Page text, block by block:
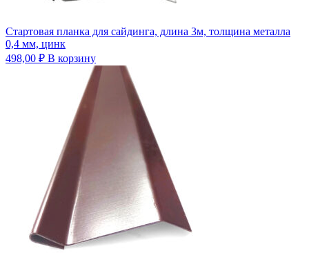
Стартовая планка для сайдинга, длина 3м, толщина металла
0,4 мм, цинк
498,00 ₽ В корзину